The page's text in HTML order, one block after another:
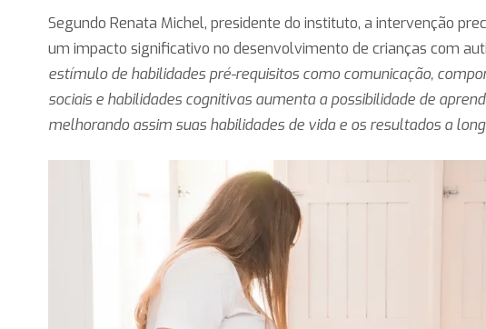
Segundo Renata Michel, presidente do instituto, a intervenção
um impacto significativo no desenvolvimento de crianças com
estímulo de habilidades pré-requisitos como comunicação,
sociais e habilidades cognitivas aumenta a possibilidade de
melhorando assim suas habilidades de vida e os resultados a